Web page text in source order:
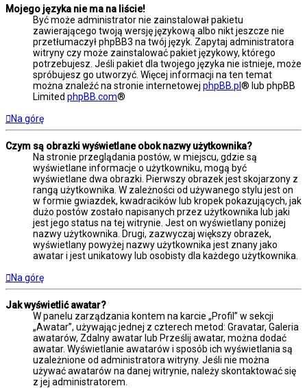
Mojego języka nie ma na liście!
Być może administrator nie zainstalował pakietu
zawierającego twoją wersję językową albo nikt jeszcze nie
przetłumaczył phpBB3 na twój język. Zapytaj administratora
witryny czy może zainstalować pakiet językowy, którego
potrzebujesz. Jeśli pakiet dla twojego języka nie istnieje, może
spróbujesz go utworzyć. Więcej informacji na ten temat
można znaleźć na stronie internetowej phpBB.pl® lub phpBB
Limited phpBB.com®
Na górę
Czym są obrazki wyświetlane obok nazwy użytkownika?
Na stronie przeglądania postów, w miejscu, gdzie są
wyświetlane informacje o użytkowniku, mogą być
wyświetlane dwa obrazki. Pierwszy obrazek jest skojarzony z
rangą użytkownika. W zależności od używanego stylu jest on
w formie gwiazdek, kwadracików lub kropek pokazujących, jak
dużo postów zostało napisanych przez użytkownika lub jaki
jest jego status na tej witrynie. Jest on wyświetlany poniżej
nazwy użytkownika. Drugi, zazwyczaj większy obrazek,
wyświetlany powyżej nazwy użytkownika jest znany jako
awatar i jest unikatowy lub osobisty dla każdego użytkownika.
Na górę
Jak wyświetlić awatar?
W panelu zarządzania kontem na karcie „Profil” w sekcji
„Awatar”, używając jednej z czterech metod: Gravatar, Galeria
awatarów, Zdalny awatar lub Prześlij awatar, można dodać
awatar. Wyświetlanie awatarów i sposób ich wyświetlania są
uzależnione od administratora witryny. Jeśli nie można
używać awatarów na danej witrynie, należy skontaktować się
z jej administratorem.